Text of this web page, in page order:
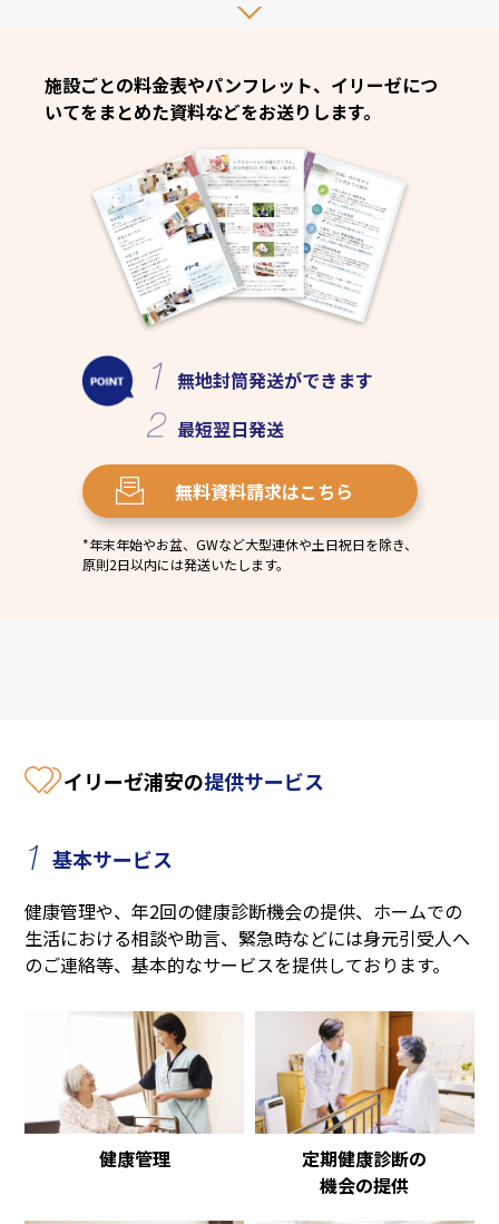
施設ごとの料金表やパンフレット、イリーゼにつ
いてをまとめた資料などをお送りします。
無地封筒発送ができます
最短翌日発送
無料資料請求はこちら
*年末年始やお盆、GWなど大型連休や土日祝日を除き、
原則2日以内には発送いたします。
イリーゼ浦安の提供サービス
1 基本サービス
健康管理や、年2回の健康診断機会の提供、ホームでの
生活における相談や助言、緊急時などには身元引受人へ
のご連絡等、基本的なサービスを提供しております。
健康管理
定期健康診断の
機会の提供